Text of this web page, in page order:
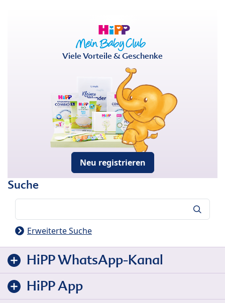
Viele Vorteile & Geschenke
Neu registrieren
Suche
Erweiterte Suche
HiPP WhatsApp-Kanal
HiPP App